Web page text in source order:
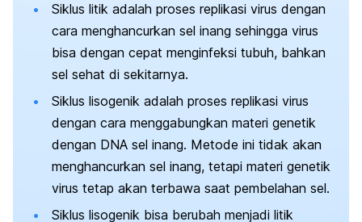
Siklus litik adalah proses replikasi virus dengan
cara menghancurkan sel inang sehingga virus
bisa dengan cepat menginfeksi tubuh, bahkan
sel sehat di sekitarnya.
Siklus lisogenik adalah proses replikasi virus
dengan cara menggabungkan materi genetik
dengan DNA sel inang. Metode ini tidak akan
menghancurkan sel inang, tetapi materi genetik
virus tetap akan terbawa saat pembelahan sel.
Siklus lisogenik bisa berubah menjadi litik